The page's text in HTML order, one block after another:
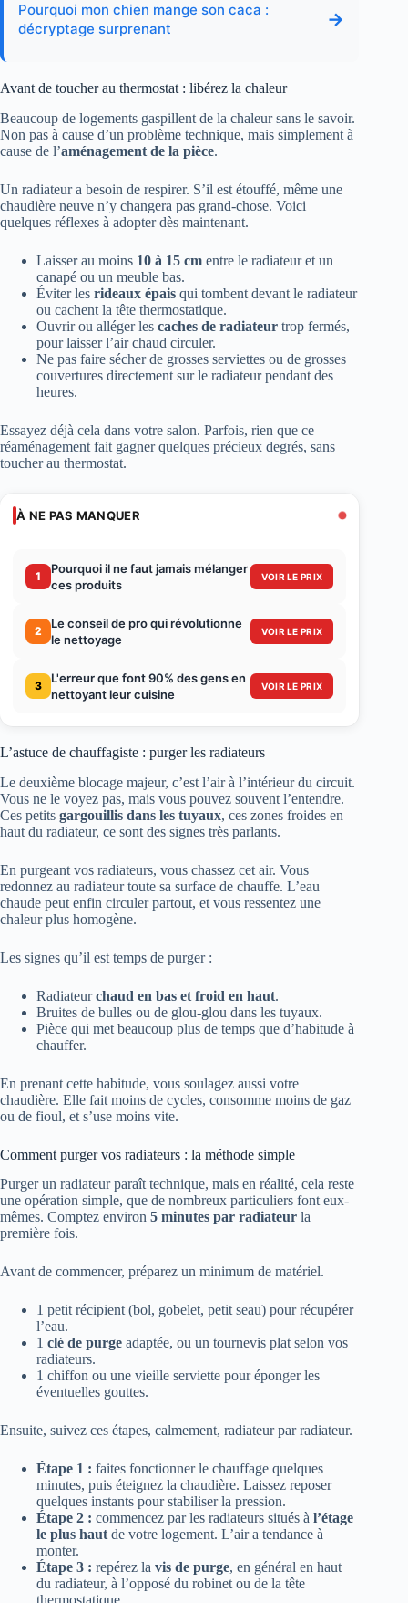
Pourquoi mon chien mange son caca :
décryptage surprenant
→
Avant de toucher au thermostat : libérez la chaleur
Beaucoup de logements gaspillent de la chaleur sans le savoir.
Non pas à cause d’un problème technique, mais simplement à
cause de l’aménagement de la pièce.
Un radiateur a besoin de respirer. S’il est étouffé, même une
chaudière neuve n’y changera pas grand-chose. Voici
quelques réflexes à adopter dès maintenant.
Laisser au moins 10 à 15 cm entre le radiateur et un
canapé ou un meuble bas.
Éviter les rideaux épais qui tombent devant le radiateur
ou cachent la tête thermostatique.
Ouvrir ou alléger les caches de radiateur trop fermés,
pour laisser l’air chaud circuler.
Ne pas faire sécher de grosses serviettes ou de grosses
couvertures directement sur le radiateur pendant des
heures.
Essayez déjà cela dans votre salon. Parfois, rien que ce
réaménagement fait gagner quelques précieux degrés, sans
toucher au thermostat.
À NE PAS MANQUER
1
Pourquoi il ne faut jamais mélanger
ces produits
VOIR LE PRIX
2
Le conseil de pro qui révolutionne
le nettoyage
VOIR LE PRIX
3
L'erreur que font 90% des gens en
nettoyant leur cuisine
VOIR LE PRIX
L’astuce de chauffagiste : purger les radiateurs
Le deuxième blocage majeur, c’est l’air à l’intérieur du circuit.
Vous ne le voyez pas, mais vous pouvez souvent l’entendre.
Ces petits gargouillis dans les tuyaux, ces zones froides en
haut du radiateur, ce sont des signes très parlants.
En purgeant vos radiateurs, vous chassez cet air. Vous
redonnez au radiateur toute sa surface de chauffe. L’eau
chaude peut enfin circuler partout, et vous ressentez une
chaleur plus homogène.
Les signes qu’il est temps de purger :
Radiateurchaud en bas et froid en haut.
Bruites de bulles ou de glou-glou dans les tuyaux.
Pièce qui met beaucoup plus de temps que d’habitude à
chauffer.
En prenant cette habitude, vous soulagez aussi votre
chaudière. Elle fait moins de cycles, consomme moins de gaz
ou de fioul, et s’use moins vite.
Comment purger vos radiateurs : la méthode simple
Purger un radiateur paraît technique, mais en réalité, cela reste
une opération simple, que de nombreux particuliers font eux-
mêmes. Comptez environ 5 minutes par radiateur la
première fois.
Avant de commencer, préparez un minimum de matériel.
1 petit récipient (bol, gobelet, petit seau) pour récupérer
l’eau.
1 clé de purge adaptée, ou un tournevis plat selon vos
radiateurs.
1 chiffon ou une vieille serviette pour éponger les
éventuelles gouttes.
Ensuite, suivez ces étapes, calmement, radiateur par radiateur.
Étape 1 : faites fonctionner le chauffage quelques
minutes, puis éteignez la chaudière. Laissez reposer
quelques instants pour stabiliser la pression.
Étape 2 : commencez par les radiateurs situés à l’étage
le plus hautde votre logement. L’air a tendance à
monter.
Étape 3 : repérez la vis de purge, en général en haut
du radiateur, à l’opposé du robinet ou de la tête